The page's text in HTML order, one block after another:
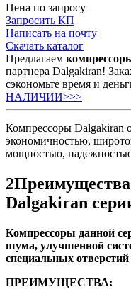
Цена по запросу
Запросить КП
Написать на почту
Скачать каталог
Предлагаем
партнера Dalgakiran!
сэкономьте время и
НАЛИЧИИ>>>
Компрессоры Dalgakiran
экономичностью,
мощностью,
2
Dalgakiran
Компрессоры данной
шума, улучшенной
специальных
ПРЕИМУЩЕСТВА: